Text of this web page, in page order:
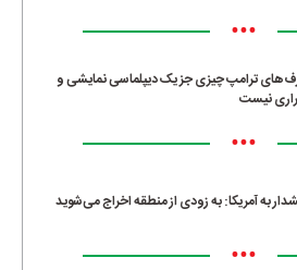
•••
ترامپ چیزی جز یک دیپلماسی نمایشی و
نیست
•••
به آمریکا: به زودی از منطقه اخراج می‌شوید
•••